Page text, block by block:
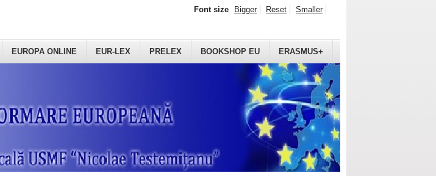
EUROPA ONLINE EUR-LEX PRELEX BOOKSHOP EU ERASMUS+
Font size Bigger Reset Smaller